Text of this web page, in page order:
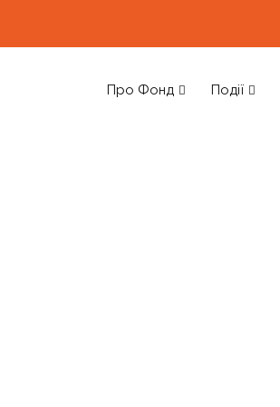
Про Фонд Події